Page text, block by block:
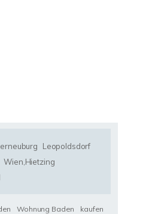
Leopoldsdorf
Wien,Hietzing
Wohnung Baden
kaufen